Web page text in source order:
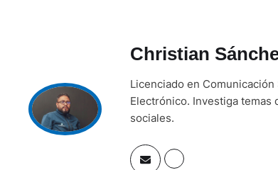
Christian
Licenciado en
Electrónico. Investiga
sociales.